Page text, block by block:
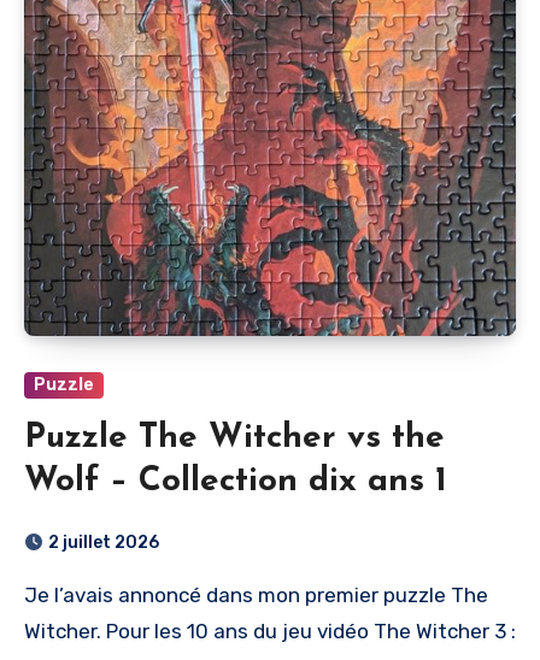
Puzzle
Puzzle The Witcher vs the
Wolf – Collection dix ans 1
2 juillet 2026
Je l’avais annoncé dans mon premier puzzle The
Witcher. Pour les 10 ans du jeu vidéo The Witcher 3 :